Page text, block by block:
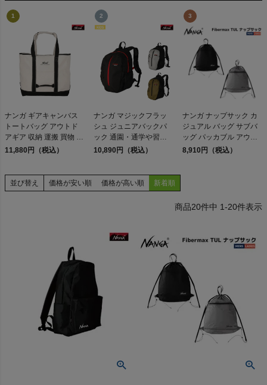
検索
商品が見つからない方はこちら
ナンガ ギアキャンバス
トートバッグ アウトド
アギア 収納 運搬 買物 大
容量 キャンバス カジュ
BAG
11,880円（税込）
ナンガ マジックフラッ
シュ ジュニアバックパ
ック 通園・通学や習い
事 キッズ 通気性 万能 カ
FLASH Jr. BACKPACK
10,890円（税込）
ナンガ ナップサック カ
ジュアル バッグ サブバ
ッグ パッカブル アウト
ドア NANGA Fibermax
8,910円（税込）
並び替え 価格が安い順 価格が高い順 新着順
20件中 1-20件表示